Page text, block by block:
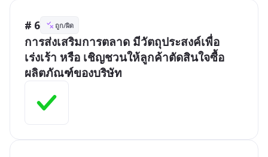
# 6 ถูก/ผิด
การส่งเสริมการตลาด มีวัตถุประสงค์เพื่อ
เร่งเร้า หรือ เชิญชวนให้ลูกค้าตัดสินใจซื้อ
ผลิตภัณฑ์ของบริษัท